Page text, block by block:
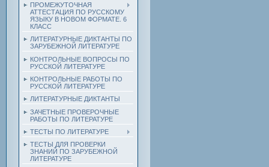
ПРОМЕЖУТОЧНАЯ
АТТЕСТАЦИЯ ПО РУССКОМУ
ЯЗЫКУ В НОВОМ ФОРМАТЕ. 6
КЛАСС
ЛИТЕРАТУРНЫЕ ДИКТАНТЫ ПО
ЗАРУБЕЖНОЙ ЛИТЕРАТУРЕ
КОНТРОЛЬНЫЕ ВОПРОСЫ ПО
РУССКОЙ ЛИТЕРАТУРЕ
КОНТРОЛЬНЫЕ РАБОТЫ ПО
РУССКОЙ ЛИТЕРАТУРЕ
ЛИТЕРАТУРНЫЕ ДИКТАНТЫ
ЗАЧЕТНЫЕ ПРОВЕРОЧНЫЕ
РАБОТЫ ПО ЛИТЕРАТУРЕ
ТЕСТЫ ПО ЛИТЕРАТУРЕ
ТЕСТЫ ДЛЯ ПРОВЕРКИ
ЗНАНИЙ ПО ЗАРУБЕЖНОЙ
ЛИТЕРАТУРЕ